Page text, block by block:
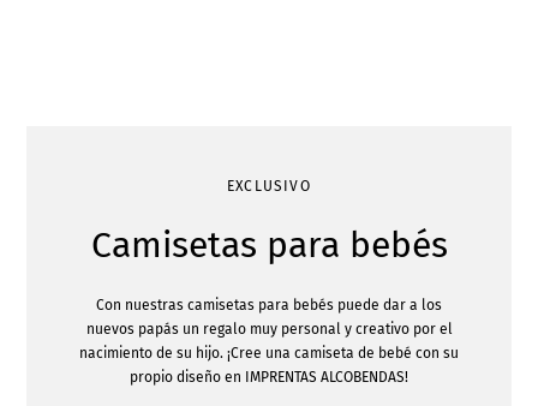
EXCLUSIVO
Camisetas para bebés
Con nuestras camisetas para bebés puede dar a los
nuevos papás un regalo muy personal y creativo por el
nacimiento de su hijo. ¡Cree una camiseta de bebé con su
propio diseño en IMPRENTAS ALCOBENDAS!